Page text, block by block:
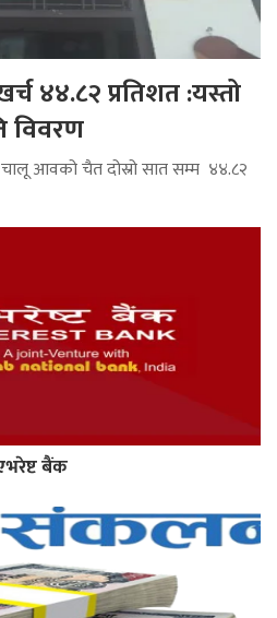
४४.८२ प्रतिशत :यस्तो
विवरण
आवको चैत दोस्रो सात सम्म ४४.८२
बैंक